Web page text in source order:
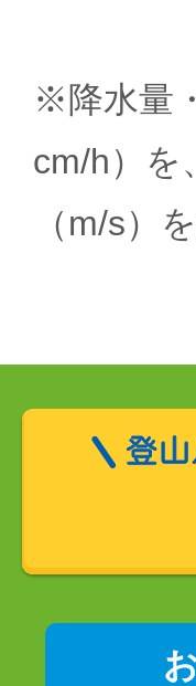
※降水量
cm/h）を
（m/s）